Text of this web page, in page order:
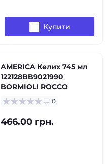
Купити
AMERICA Келих 745 мл
122128BB9021990
BORMIOLI ROCCO
0
466.00 грн.